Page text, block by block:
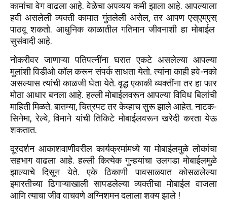
कामांचा वेग वाढला आहे. वेळेचा अपव्यय कमी झाला आहे. आपल्याला
हवी असलेली व्यक्ती कामात गुंतलेली असेल, तर आपण एस्एम्एस्
पाठवू शकतो. आधुनिक काळातील गतिमान जीवनाशी हा मोबाईल
सुसंवादी आहे.
नोकरीवर जाणाऱ्या पतिपत्नींना घरात एकटे असलेल्या आपल्या
मुलांशी विडीओ कॉल करून संपर्क साधता येतो. त्यांना काही हवे-नको
असल्यास त्यांची काळजी घेता येते. वृद्ध एकाकी व्यक्तींना तर हा फार
मोठा आधार बनला आहे. हल्ली मोबाईलवरून आपल्या विविध बिलांची
माहिती मिळते. बातम्या, चित्रपट तर केव्हाच सुरू झाले आहेत. नाटक-
सिनेमा, रेल्वे, विमाने यांची तिकिटे मोबाईलवरून खरेदी करता येऊ
शकतात.
दूरदर्शन आकाशवाणीवरील कार्यक्रमांमध्ये या मोबाईलमुळे लोकांचा
सहभाग वाढला आहे. हल्ली कित्येक गुन्हयांचा उलगडा मोबाईलमुळे
झाल्याचे दिसून येते. एके ठिकाणी पावसाळ्यात कोसळलेल्या
इमारतीच्या ढिगाऱ्याखाली सापडलेल्या व्यक्तीचा मोबाईल वाजला
आणि त्याचा जीव वाचवणे अग्निशमन दलाला शक्य झाले !